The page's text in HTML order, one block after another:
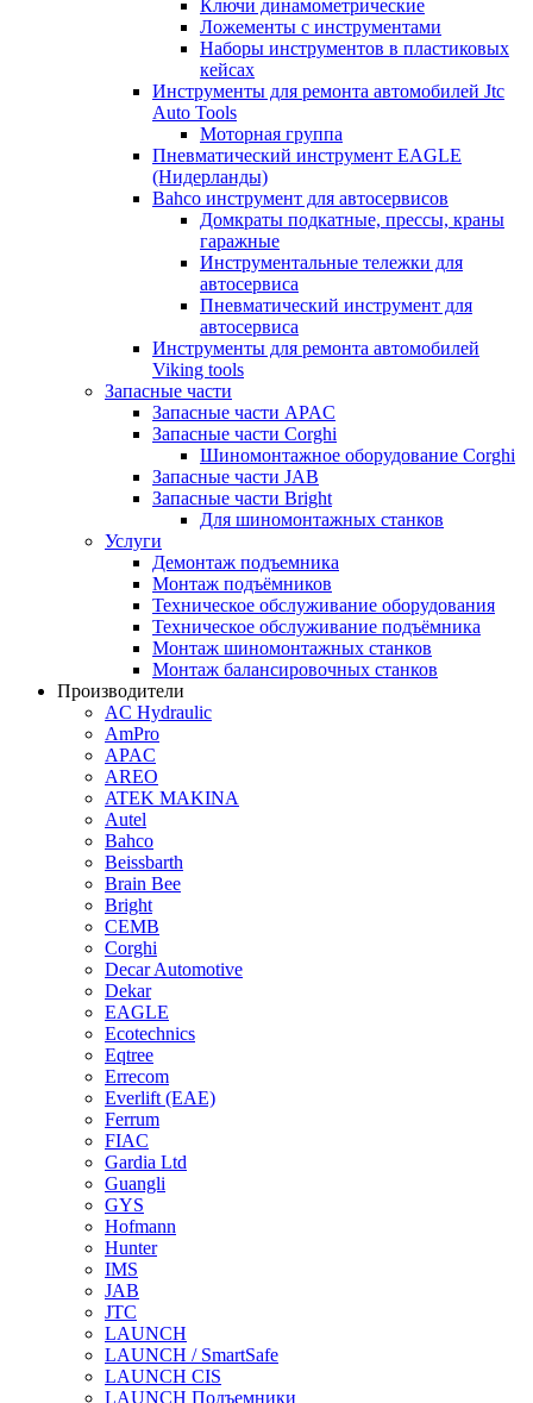
Ключи динамометрические
Ложементы с инструментами
Наборы инструментов в пластиковых
кейсах
Инструменты для ремонта автомобилей Jtc
Auto Tools
Моторная группа
Пневматический инструмент EAGLE
(Нидерланды)
Bahco инструмент для автосервисов
Домкраты подкатные, прессы, краны
гаражные
Инструментальные тележки для
автосервиса
Пневматический инструмент для
автосервиса
Инструменты для ремонта автомобилей
Viking tools
Запасные части
Запасные части APAC
Запасные части Corghi
Шиномонтажное оборудование Corghi
Запасные части JAB
Запасные части Bright
Для шиномонтажных станков
Услуги
Демонтаж подъемника
Монтаж подъёмников
Техническое обслуживание оборудования
Техническое обслуживание подъёмника
Монтаж шиномонтажных станков
Монтаж балансировочных станков
Производители
AC Hydraulic
AmPro
APAC
AREO
ATEK MAKINA
Autel
Bahco
Beissbarth
Brain Bee
Bright
CEMB
Corghi
Decar Automotive
Dekar
EAGLE
Ecotechnics
Eqtree
Errecom
Everlift (EAE)
Ferrum
FIAC
Gardia Ltd
Guangli
GYS
Hofmann
Hunter
IMS
JAB
JTC
LAUNCH
LAUNCH / SmartSafe
LAUNCH CIS
LAUNCH Подъемники